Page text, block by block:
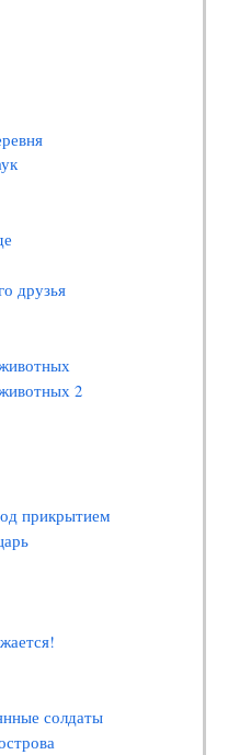
друзья
2
прикрытием
солдаты